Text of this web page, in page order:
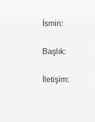
İsmin:
Başlık:
İletişim: